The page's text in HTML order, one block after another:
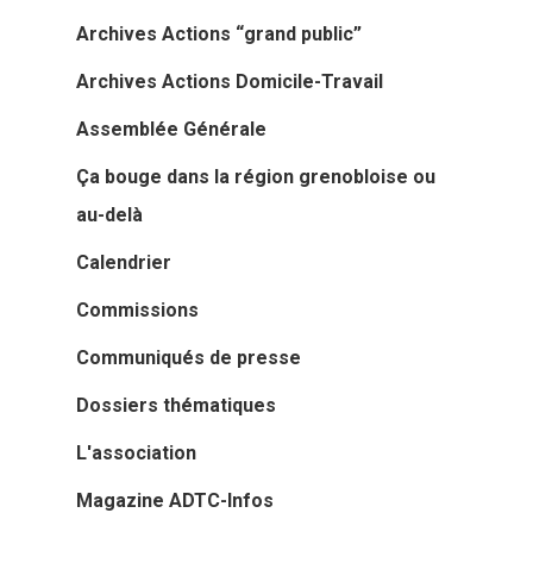
Archives Actions “grand public”
Archives Actions Domicile-Travail
Assemblée Générale
Ça bouge dans la région grenobloise ou
au-delà
Calendrier
Commissions
Communiqués de presse
Dossiers thématiques
L'association
Magazine ADTC-Infos